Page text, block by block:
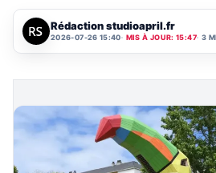
Rédaction studioapril.fr
2026-07-26 15:40 MIS À JOUR: 15:47 3